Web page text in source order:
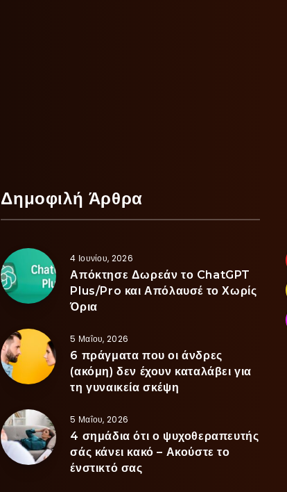
Δημοφιλή Άρθρα
4 Ιουνίου, 2026
Απόκτησε Δωρεάν το ChatGPT
Plus/Pro και Απόλαυσέ το Χωρίς
Όρια
5 Μαΐου, 2026
6 πράγματα που οι άνδρες
(ακόμη) δεν έχουν καταλάβει για
τη γυναικεία σκέψη
5 Μαΐου, 2026
4 σημάδια ότι ο ψυχοθεραπευτής
σάς κάνει κακό – Ακούστε το
ένστικτό σας